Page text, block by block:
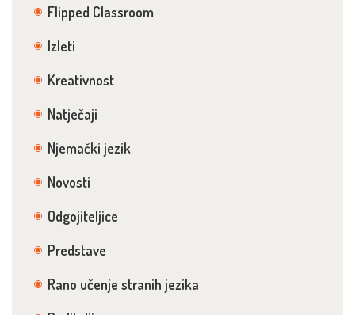
Flipped Classroom
Izleti
Kreativnost
Natječaji
Njemački jezik
Novosti
Odgojiteljice
Predstave
Rano učenje stranih jezika